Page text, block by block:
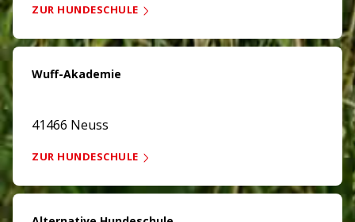
ZUR HUNDESCHULE
Wuff-Akademie
41466 Neuss
ZUR HUNDESCHULE